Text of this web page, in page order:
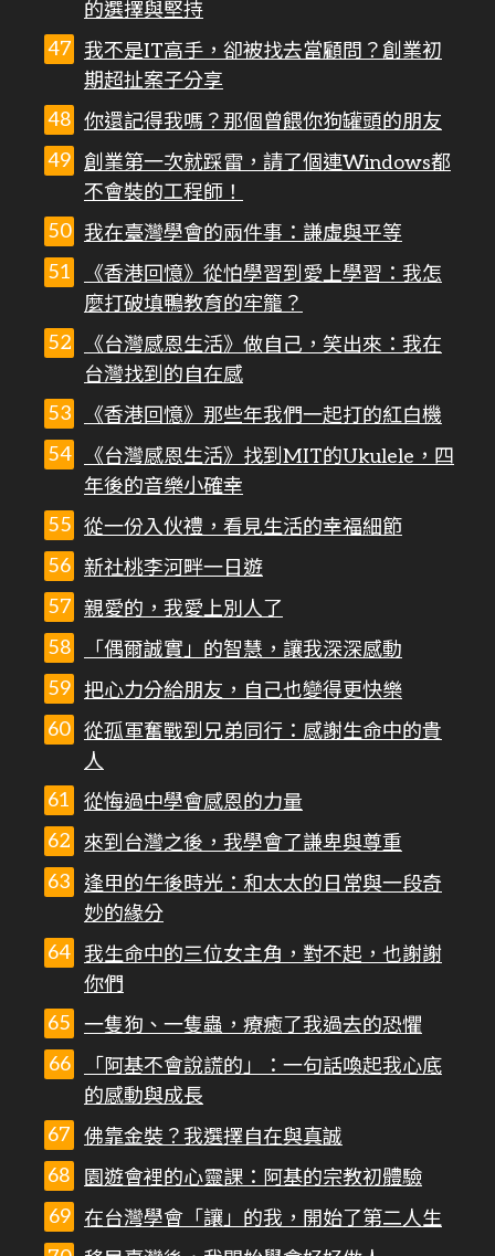
的選擇與堅持
我不是IT高手，卻被找去當顧問？創業初
期超扯案子分享
你還記得我嗎？那個曾餵你狗罐頭的朋友
創業第一次就踩雷，請了個連Windows都
不會裝的工程師！
我在臺灣學會的兩件事：謙虛與平等
《香港回憶》從怕學習到愛上學習：我怎
麼打破填鴨教育的牢籠？
《台灣感恩生活》做自己，笑出來：我在
台灣找到的自在感
《香港回憶》那些年我們一起打的紅白機
《台灣感恩生活》找到MIT的Ukulele，四
年後的音樂小確幸
從一份入伙禮，看見生活的幸福細節
新社桃李河畔一日遊
親愛的，我愛上別人了
「偶爾誠實」的智慧，讓我深深感動
把心力分給朋友，自己也變得更快樂
從孤軍奮戰到兄弟同行：感謝生命中的貴
人
從悔過中學會感恩的力量
來到台灣之後，我學會了謙卑與尊重
逢甲的午後時光：和太太的日常與一段奇
妙的緣分
我生命中的三位女主角，對不起，也謝謝
你們
一隻狗、一隻蟲，療癒了我過去的恐懼
「阿基不會說謊的」：一句話喚起我心底
的感動與成長
佛靠金裝？我選擇自在與真誠
園遊會裡的心靈課：阿基的宗教初體驗
在台灣學會「讓」的我，開始了第二人生